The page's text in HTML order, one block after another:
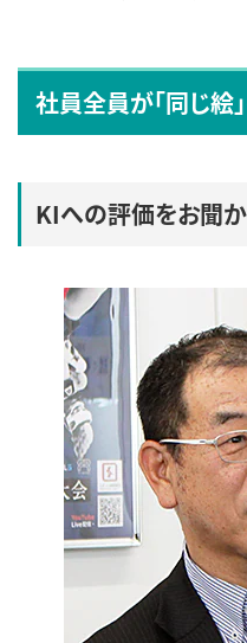
社員全員が「同じ絵
KIへの評価をお聞か